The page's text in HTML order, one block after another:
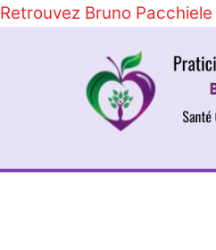
Retrouvez Bruno